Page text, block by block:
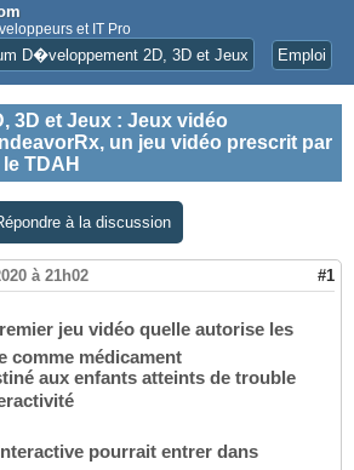
et IT Pro
D�veloppement 2D, 3D et Jeux Emploi
3D et Jeux : Jeux vidéo
un jeu vidéo prescrit par
TDAH
à la discussion
à 21h02 #1
jeu vidéo quelle autorise les
comme médicament
aux enfants atteints de trouble
pourrait entrer dans